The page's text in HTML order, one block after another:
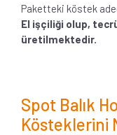
Paketteki köstek
El işçiliği olup,
üretilmektedir.
Spot Balık
Kösteklerini